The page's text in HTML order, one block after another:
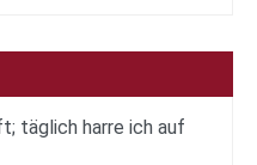
täglich harre ich auf